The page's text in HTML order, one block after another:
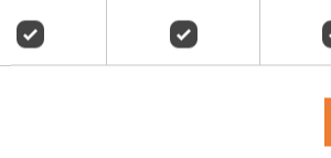
een cursus die aansluit bij jouw niveau.
Meer info